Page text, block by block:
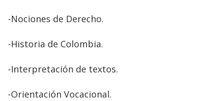
-Nociones de Derecho.
-Historia de Colombia.
-Interpretación de textos.
-Orientación Vocacional.